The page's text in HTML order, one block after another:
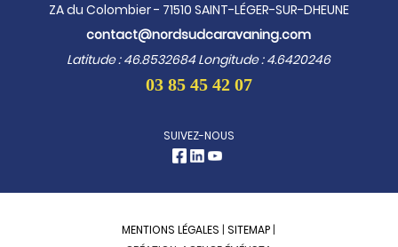
ZA du Colombier - 71510 SAINT-LÉGER-SUR-DHEUNE
contact@nordsudcaravaning.com
Latitude : 46.8532684 Longitude : 4.6420246
03 85 45 42 07
SUIVEZ-NOUS
MENTIONS LÉGALES |SITEMAP |